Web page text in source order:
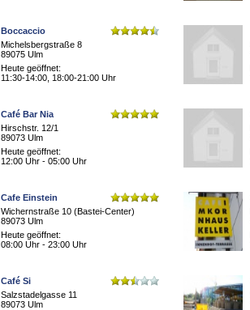
Boccaccio
Michelsbergstraße 8
89075 Ulm
Heute geöffnet:
11:30-14:00, 18:00-21:00 Uhr
Café Bar Nia
Hirschstr. 12/1
89073 Ulm
Heute geöffnet:
12:00 Uhr - 05:00 Uhr
Cafe Einstein
Wichernstraße 10 (Bastei-Center)
89073 Ulm
Heute geöffnet:
08:00 Uhr - 23:00 Uhr
Café Si
Salzstadelgasse 11
89073 Ulm